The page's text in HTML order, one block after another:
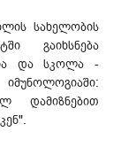
სახელობის
გაიხსნება
და სკოლა -
დამიზნებით